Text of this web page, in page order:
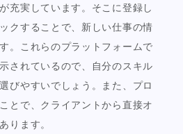
充実しています。そこに登録し
クすることで、新しい仕事の情
。これらのプラットフォームで
されているので、自分のスキル
びやすいでしょう。また、プロ
とで、クライアントから直接オ
ります。